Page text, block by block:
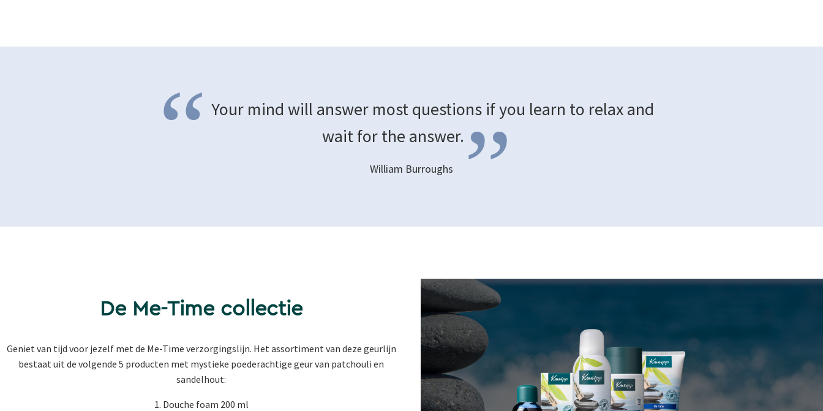
“ Your mind will answer most questions if you learn to relax and
wait for the answer. ”
William Burroughs
De Me-Time collectie
Geniet van tijd voor jezelf met de Me-Time verzorgingslijn. Het assortiment van deze geurlijn
bestaat uit de volgende 5 producten met mystieke poederachtige geur van patchouli en
sandelhout:
1. Douche foam 200 ml